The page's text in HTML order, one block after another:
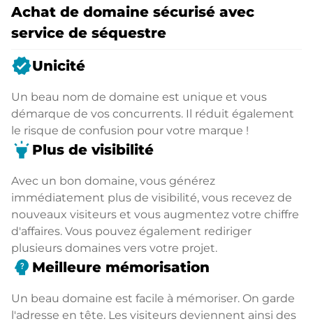
Achat de domaine sécurisé avec
service de séquestre
verifiedUnicité
Un beau nom de domaine est unique et vous
démarque de vos concurrents. Il réduit également
le risque de confusion pour votre marque !
highlight Plus de visibilité
Avec un bon domaine, vous générez
immédiatement plus de visibilité, vous recevez de
nouveaux visiteurs et vous augmentez votre chiffre
d'affaires. Vous pouvez également rediriger
plusieurs domaines vers votre projet.
psychology_alt Meilleure mémorisation
Un beau domaine est facile à mémoriser. On garde
l'adresse en tête. Les visiteurs deviennent ainsi des